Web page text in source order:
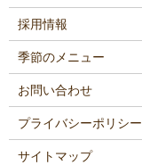
採用情報
季節のメニュー
お問い合わせ
プライバシーポリシー
サイトマップ